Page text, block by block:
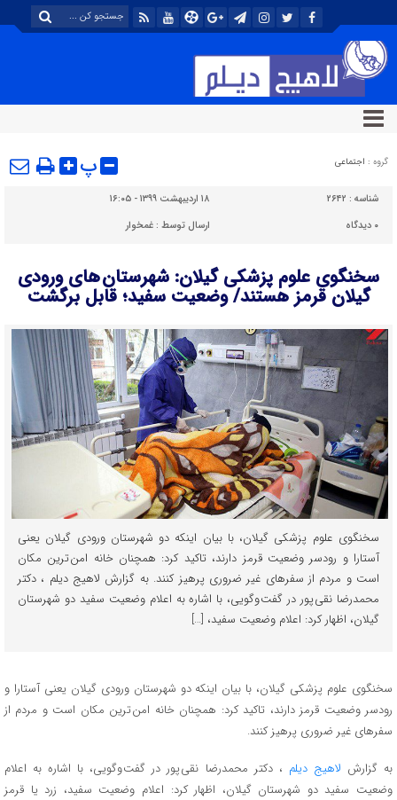
گروه : اجتماعی پ
شناسه : ۲۶۴۲
۱۸ اردیبهشت ۱۳۹۹ - ۱۶:۰۵
۰ دیدگاه ارسال توسط :غمخوار
سخنگوی علوم پزشکی گیلان: شهرستان های ورودی
گیلان قرمز هستند/ وضعیت سفید؛ قابل برگشت
سخنگوی علوم پزشکی گیلان، با بیان اینکه دو شهرستان ورودی گیلان یعنی
آستارا و رودسر وضعیت قرمز دارند، تاکید کرد: همچنان خانه امن ترین مکان
است و مردم از سفرهای غیر ضروری پرهیز کنند. به گزارش لاهیج دیلم ، دکتر
محمدرضا نقی پور در گفت وگویی، با اشاره به اعلام وضعیت سفید دو شهرستان
گیلان، اظهار کرد: اعلام وضعیت سفید، […]
سخنگوی علوم پزشکی گیلان، با بیان اینکه دو شهرستان ورودی گیلان یعنی آستارا و
رودسر وضعیت قرمز دارند، تاکید کرد: همچنان خانه امن ترین مکان است و مردم از
سفرهای غیر ضروری پرهیز کنند.
به گزارش لاهیج دیلم ، دکتر محمدرضا نقی پور در گفت وگویی، با اشاره به اعلام
وضعیت سفید دو شهرستان گیلان، اظهار کرد: اعلام وضعیت سفید، زرد یا قرمز